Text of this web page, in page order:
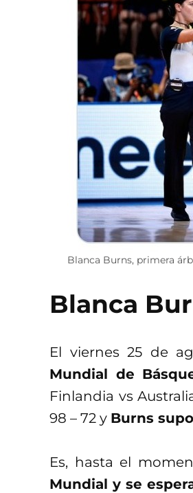
Blanca Burns, primera
Blanca
El viernes 25 de
Mundial de
Finlandia vs
98 – 72 y Burns
Es, hasta el
Mundial y se